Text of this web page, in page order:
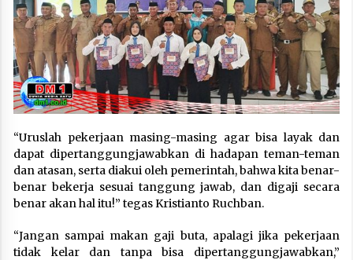
“Uruslah pekerjaan masing-masing agar bisa layak dan
dapat dipertanggungjawabkan di hadapan teman-teman
dan atasan, serta diakui oleh pemerintah, bahwa kita benar-
benar bekerja sesuai tanggung jawab, dan digaji secara
benar akan hal itu!” tegas Kristianto Ruchban.
“Jangan sampai makan gaji buta, apalagi jika pekerjaan
tidak kelar dan tanpa bisa dipertanggungjawabkan,”